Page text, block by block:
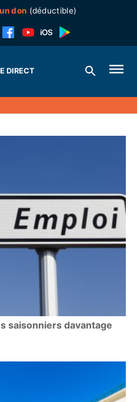
don (déductible)
DIRECT
saisonniers davantage